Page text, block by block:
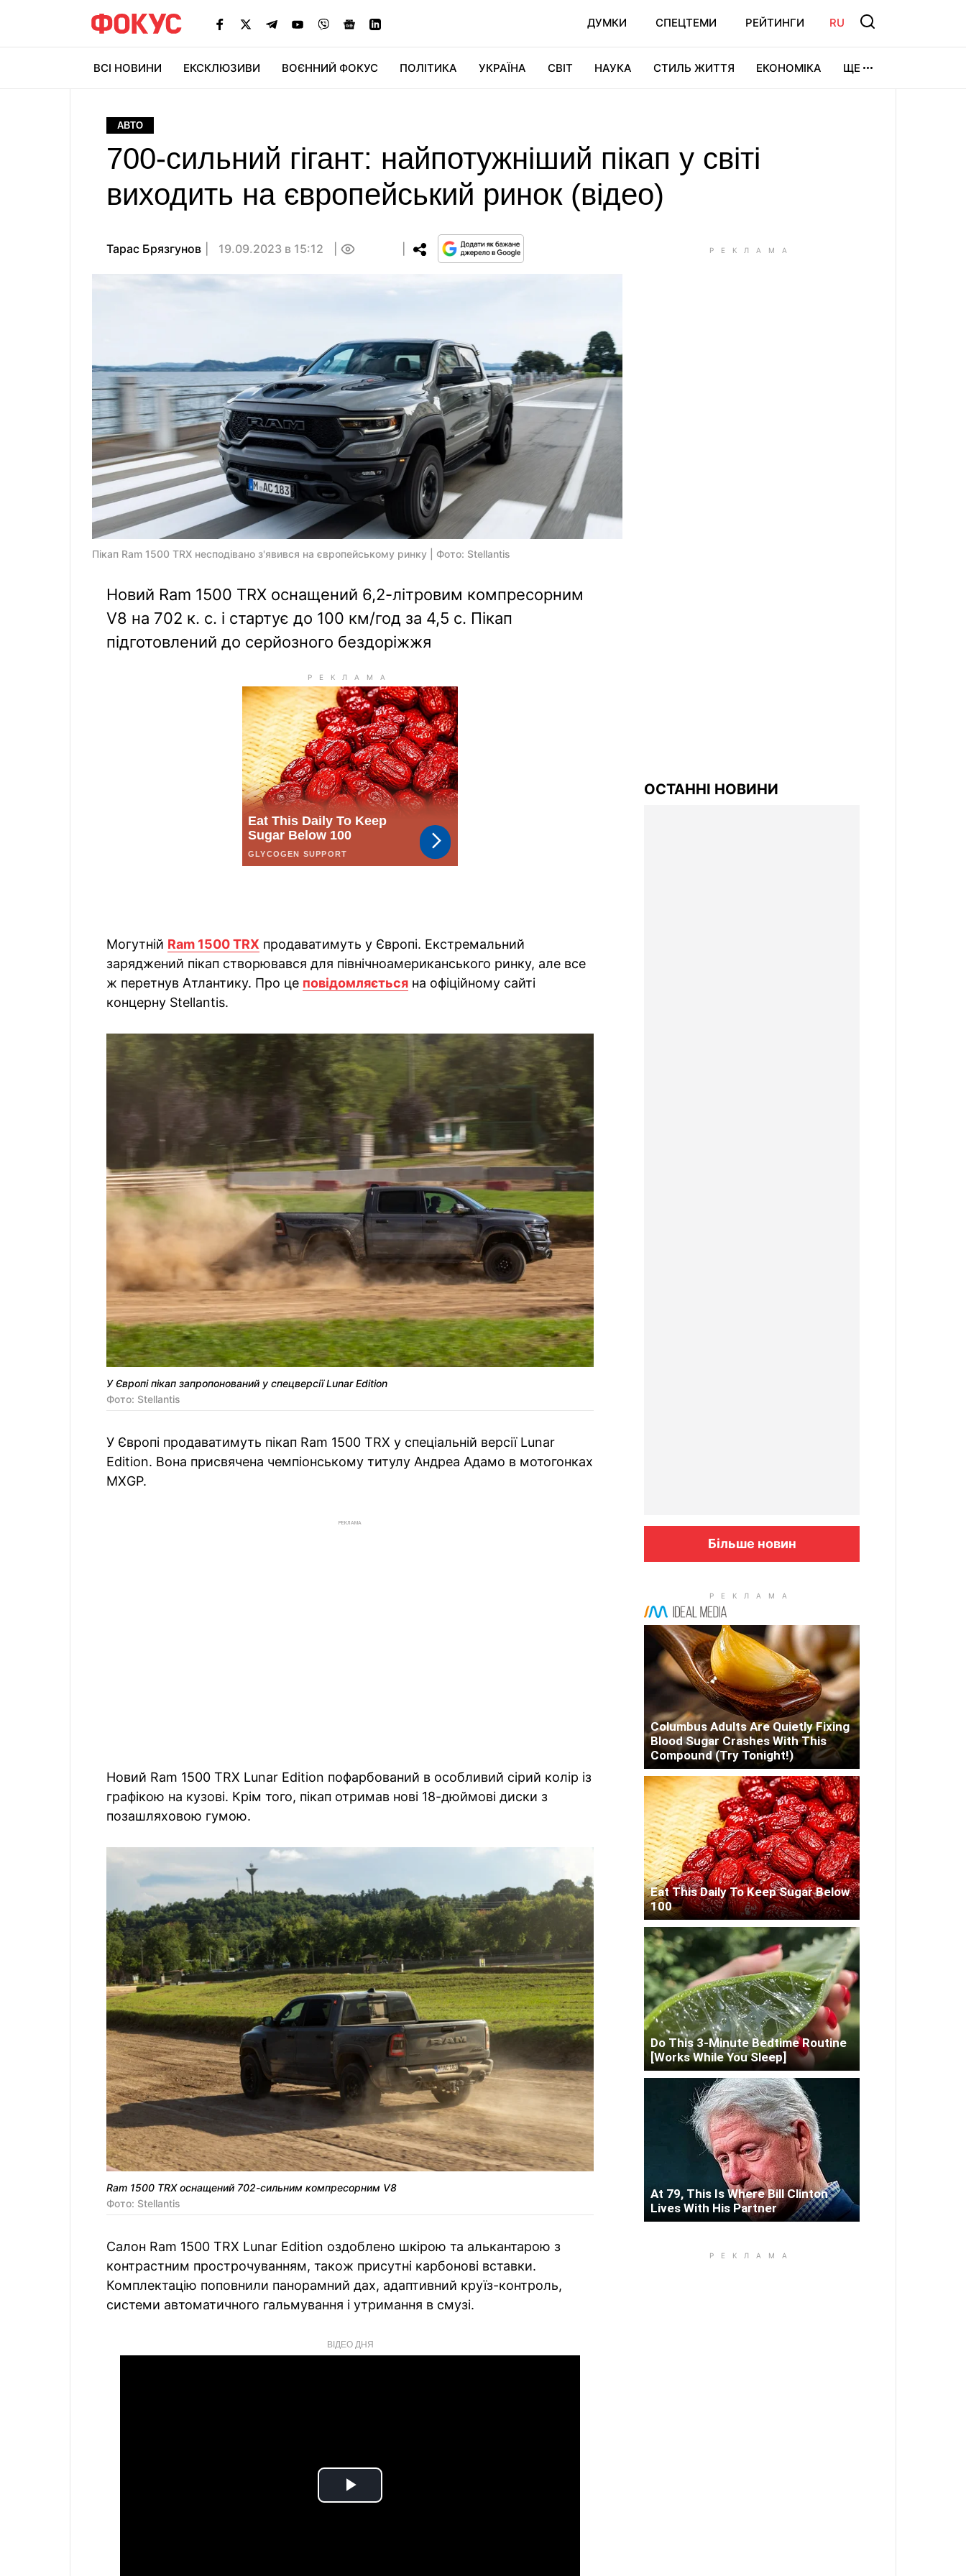
ДУМКИ СПЕЦТЕМИ РЕЙТИНГИ RU
ВСІ НОВИНИ ЕКСКЛЮЗИВИ ВОЄННИЙ ФОКУС ПОЛІТИКА УКРАЇНА СВІТ НАУКА СТИЛЬ ЖИТТЯ ЕКОНОМІКА ЩЕ
АВТО
700-сильний гігант: найпотужніший пікап у світі
виходить на європейський ринок (відео)
Тарас Брязгунов 19.09.2023 в 15:12
Пікап Ram 1500 TRX несподівано з'явився на європейському ринку | Фото: Stellantis
Новий Ram 1500 TRX оснащений 6,2-літровим компресорним
V8 на 702 к. с. і стартує до 100 км/год за 4,5 с. Пікап
підготовлений до серйозного бездоріжжя
Могутній Ram 1500 TRX продаватимуть у Європі. Екстремальний
заряджений пікап створювався для північноамериканського ринку, але все
ж перетнув Атлантику. Про це повідомляється на офіційному сайті
концерну Stellantis.
У Європі пікап запропонований у спецверсії Lunar Edition
Фото: Stellantis
У Європі продаватимуть пікап Ram 1500 TRX у спеціальній версії Lunar
Edition. Вона присвячена чемпіонському титулу Андреа Адамо в мотогонках
MXGP.
РЕКЛАМА
Новий Ram 1500 TRX Lunar Edition пофарбований в особливий сірий колір із
графікою на кузові. Крім того, пікап отримав нові 18-дюймові диски з
позашляховою гумою.
Ram 1500 TRX оснащений 702-сильним компресорним V8
Фото: Stellantis
Салон Ram 1500 TRX Lunar Edition оздоблено шкірою та алькантарою з
контрастним прострочуванням, також присутні карбонові вставки.
Комплектацію поповнили панорамний дах, адаптивний круїз-контроль,
системи автоматичного гальмування і утримання в смузі.
ВІДЕО ДНЯ
Play
ОСТАННІ НОВИНИ
Більше новин
Columbus Adults Are Quietly Fixing
Blood Sugar Crashes With This
Compound (Try Tonight!)
Eat This Daily To Keep Sugar Below
100
Do This 3-Minute Bedtime Routine
[Works While You Sleep]
At 79, This Is Where Bill Clinton
Lives With His Partner